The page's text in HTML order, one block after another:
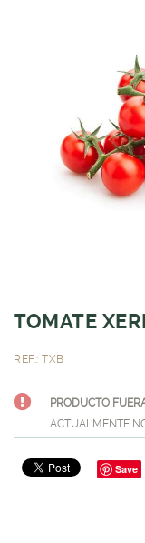
TOMATE
REF.: TXB
PRODUCTO
ACTUALMENTE
Save